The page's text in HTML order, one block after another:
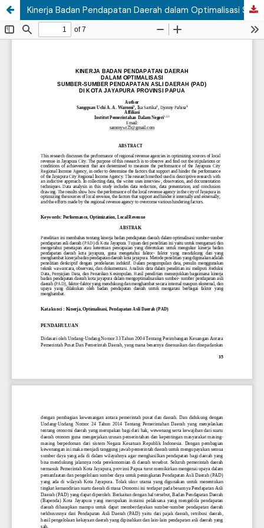
Kinerja Badan Pendapatan Daerah dalam Optimalisasi Sumber-Sumber Pendapatan Asli Daerah di Kota Jayapura